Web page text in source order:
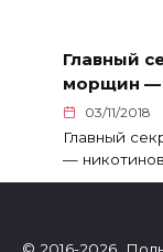
Главный
морщин —
03/11/2018
Главный
—